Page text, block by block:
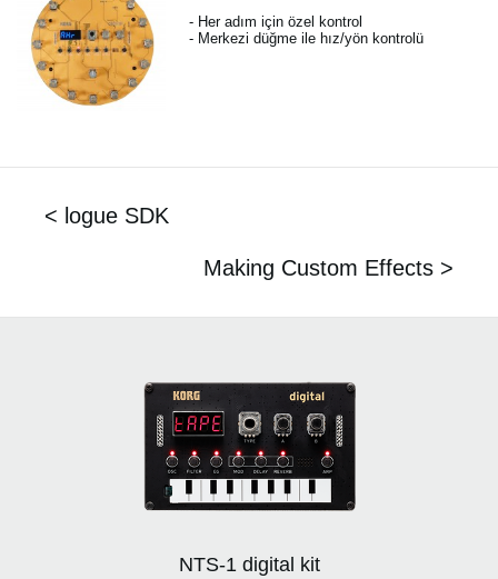
- Her adım için özel kontrol
- Merkezi düğme ile hız/yön kontrolü
< logue SDK
Making Custom Effects >
NTS-1 digital kit